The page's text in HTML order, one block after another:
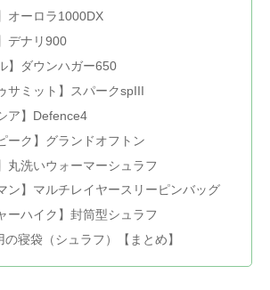
オーロラ1000DX
デナリ900
】ダウンハガー650
サミット】スパークspIII
ア】Defence4
ーク】グランドオフトン
丸洗いウォーマーシュラフ
ン】マルチレイヤースリーピンバッグ
ーハイク】封筒型シュラフ
寝袋（シュラフ）【まとめ】